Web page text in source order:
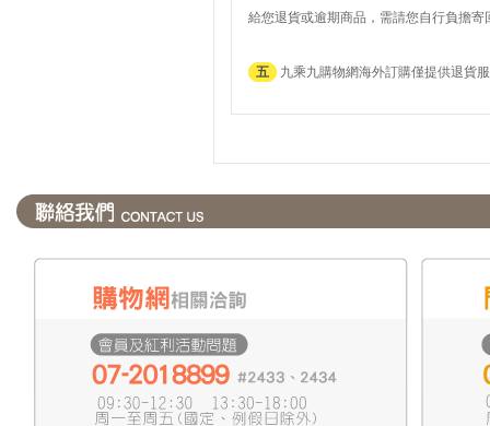
給您退貨或逾期商品，需請您自行負擔寄
五 九乘九購物網海外訂購僅提供退貨